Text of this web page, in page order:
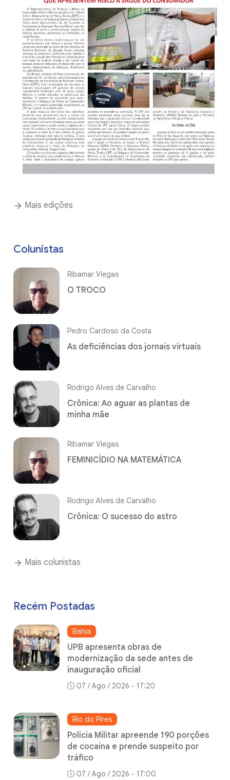
Mais edições
Colunistas
Ribamar Viegas
O TROCO
Pedro Cardoso da Costa
As deficiências dos jornais virtuais
Rodrigo Alves de Carvalho
Crônica: Ao aguar as plantas de
minha mãe
Ribamar Viegas
FEMINICÍDIO NA MATEMÁTICA
Rodrigo Alves de Carvalho
Crônica: O sucesso do astro
Mais colunistas
Recém Postadas
Bahia
UPB apresenta obras de
modernização da sede antes de
inauguração oficial
07 / Ago / 2026 - 17:20
Rio do Pires
Polícia Militar apreende 190 porções
de cocaína e prende suspeito por
tráfico
07 / Ago / 2026 - 17:00